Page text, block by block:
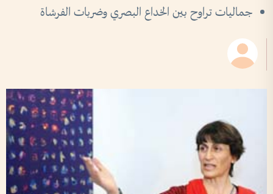
جماليات تراوح بين الخداع البصري وضربات الفرشاة